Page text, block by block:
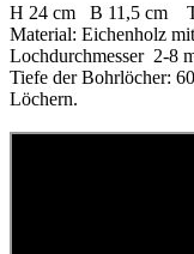
H 24 cm B 11,5 cm
Material: Eichenholz
Lochdurchmesser 2-8
Tiefe der Bohrlöcher:
Löchern.